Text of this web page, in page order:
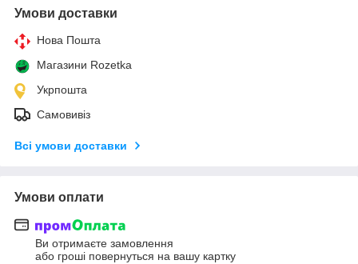
Умови доставки
Нова Пошта
Магазини Rozetka
Укрпошта
Самовивіз
Всі умови доставки
Умови оплати
Ви отримаєте замовлення
або гроші повернуться на вашу картку